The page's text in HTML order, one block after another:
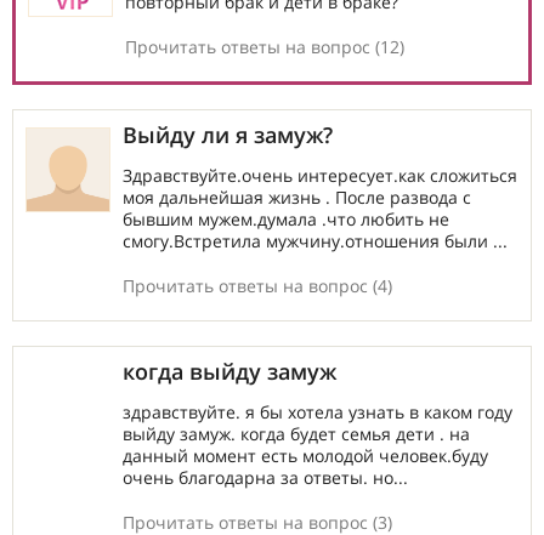
Прочитать ответы на вопрос (12)
Выйду ли я замуж?
Здравствуйте.очень интересует.как сложиться
моя дальнейшая жизнь . После развода с
бывшим мужем.думала .что любить не
смогу.Встретила мужчину.отношения были ...
Прочитать ответы на вопрос (4)
когда выйду замуж
здравствуйте. я бы хотела узнать в каком году
выйду замуж. когда будет семья дети . на
данный момент есть молодой человек.буду
очень благодарна за ответы. но...
Прочитать ответы на вопрос (3)